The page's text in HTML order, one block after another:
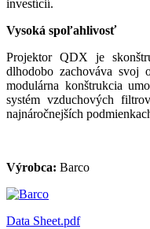
investícií.
Vysoká spoľahlivosť
Projektor QDX je
dlhodobo zachováva svoj
modulárna konštrukcia
systém vzduchových
najnáročnejších
Výrobca: Barco
Data Sheet.pdf